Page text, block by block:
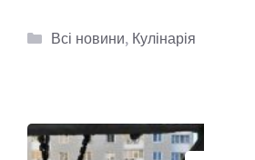
Категорії
Всі новини, Кулінарія